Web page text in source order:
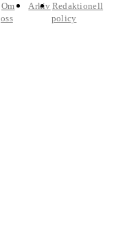
Om
oss
Arkiv Redaktionell
policy